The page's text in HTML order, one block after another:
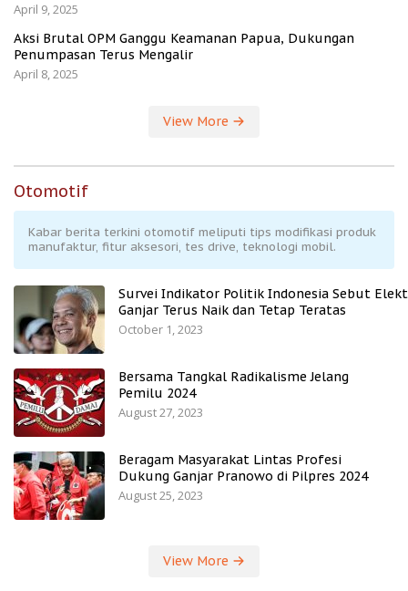
April 9, 2025
Aksi Brutal OPM Ganggu Keamanan Papua, Dukungan
Penumpasan Terus Mengalir
April 8, 2025
View More
Otomotif
Kabar berita terkini otomotif meliputi tips modifikasi produk
manufaktur, fitur aksesori, tes drive, teknologi mobil.
Survei Indikator Politik Indonesia Sebut
Ganjar Terus Naik dan Tetap Teratas
October 1, 2023
Bersama Tangkal Radikalisme Jelang
Pemilu 2024
August 27, 2023
Beragam Masyarakat Lintas Profesi
Dukung Ganjar Pranowo di Pilpres 2024
August 25, 2023
View More